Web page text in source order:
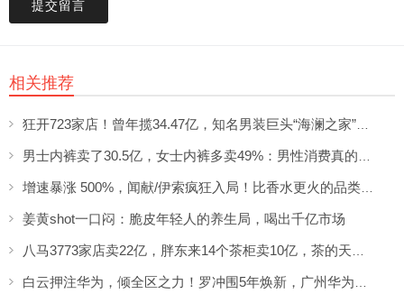
提交留言
相关推荐
姜黄shot一口闷：脆皮年轻人的养生局，喝出千亿市场